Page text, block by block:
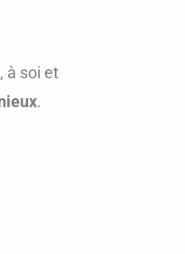
à soi et
.